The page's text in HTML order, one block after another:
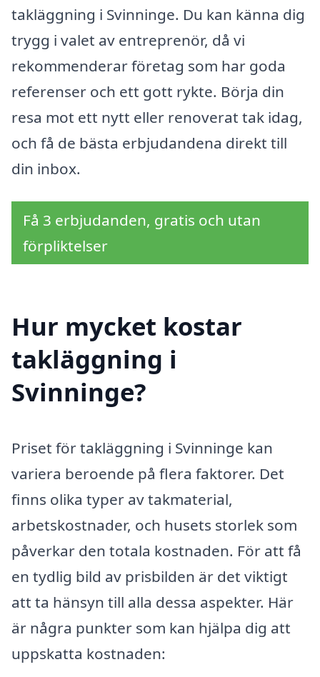
takläggning i Svinninge. Du kan känna dig
trygg i valet av entreprenör, då vi
rekommenderar företag som har goda
referenser och ett gott rykte. Börja din
resa mot ett nytt eller renoverat tak idag,
och få de bästa erbjudandena direkt till
din inbox.
Få 3 erbjudanden, gratis och utan
förpliktelser
Hur mycket kostar
takläggning i
Svinninge?
Priset för takläggning i Svinninge kan
variera beroende på flera faktorer. Det
finns olika typer av takmaterial,
arbetskostnader, och husets storlek som
påverkar den totala kostnaden. För att få
en tydlig bild av prisbilden är det viktigt
att ta hänsyn till alla dessa aspekter. Här
är några punkter som kan hjälpa dig att
uppskatta kostnaden: